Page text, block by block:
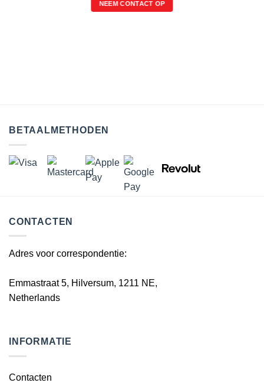
NEEM CONTACT OP
BETAALMETHODEN
CONTACTEN
Adres voor correspondentie:
Emmastraat 5, Hilversum, 1211 NE,
Netherlands
INFORMATIE
Contacten